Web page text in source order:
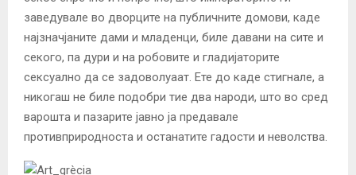
заведувале во дворците на публичните домови, каде
најзначјаните дами и младенци, биле давани на сите и
секого, па дури и на робовите и гладијаторите
сексуално да се задоволуаат. Ете до каде стигнале, а
никогаш не биле подобри тие два народи, што во сред
варошта и пазарите јавно ја предавале
противприродноста и останатите гадости и неволства.